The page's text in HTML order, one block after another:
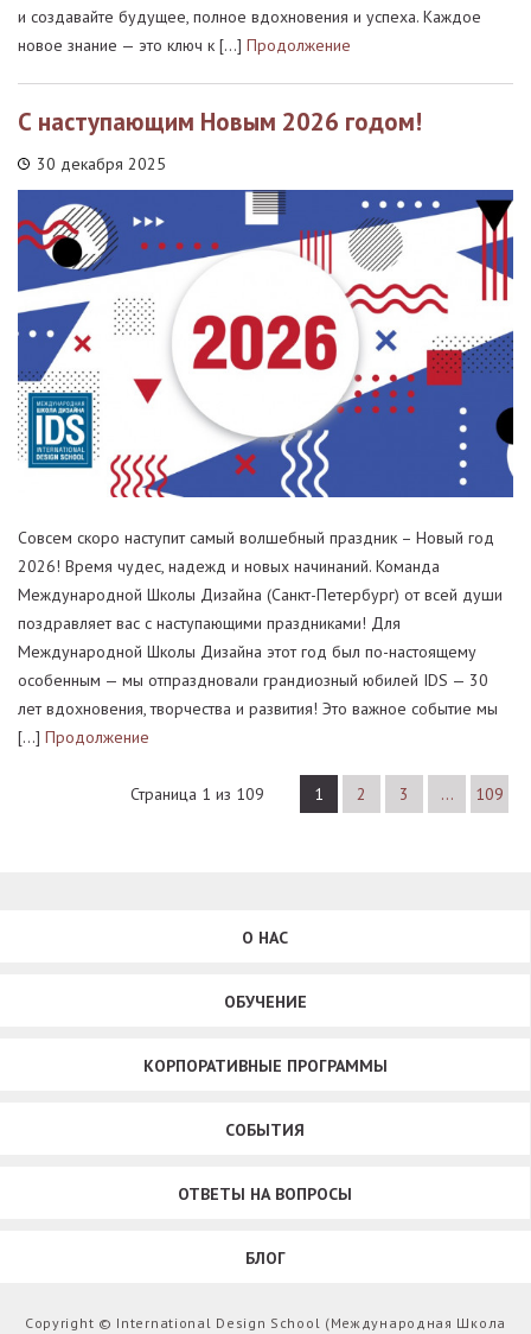
и создавайте будущее, полное вдохновения и успеха. Каждое
новое знание — это ключ к […] Продолжение
С наступающим Новым 2026 годом!
30 декабря 2025
Совсем скоро наступит самый волшебный праздник – Новый год
2026! Время чудес, надежд и новых начинаний. Команда
Международной Школы Дизайна (Санкт-Петербург) от всей души
поздравляет вас с наступающими праздниками! Для
Международной Школы Дизайна этот год был по-настоящему
особенным — мы отпраздновали грандиозный юбилей IDS — 30
лет вдохновения, творчества и развития! Это важное событие мы
[…] Продолжение
Страница 1 из 109 1 2 3 … 109
О НАС
ОБУЧЕНИЕ
КОРПОРАТИВНЫЕ ПРОГРАММЫ
СОБЫТИЯ
ОТВЕТЫ НА ВОПРОСЫ
БЛОГ
Copyright © International Design School (Международная Школа